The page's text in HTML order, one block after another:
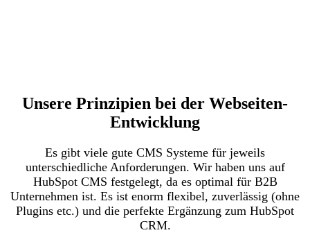
Unsere Prinzipien bei der Webseiten-
Entwicklung
Es gibt viele gute CMS Systeme für jeweils
unterschiedliche Anforderungen. Wir haben uns auf
HubSpot CMS festgelegt, da es optimal für B2B
Unternehmen ist. Es ist enorm flexibel, zuverlässig (ohne
Plugins etc.) und die perfekte Ergänzung zum HubSpot
CRM.